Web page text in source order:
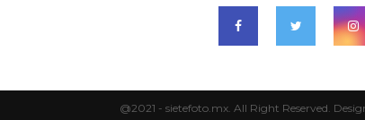
@2021 - sietefoto.mx. All Right Reserved.